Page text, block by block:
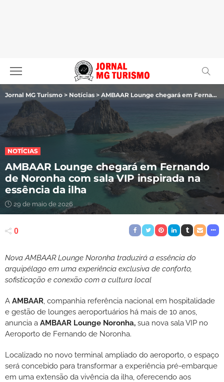
Jornal MG Turismo > Notícias > AMBAAR Lounge chegará em Fernando de Noronha com sala VIP inspirada na essência da ilha
NOTÍCIAS
AMBAAR Lounge chegará em Fernando
de Noronha com sala VIP inspirada na
essência da ilha
29 de maio de 2026
0
Nova AMBAAR Lounge Noronha traduzirá a essência do
arquipélago em uma experiência exclusiva de conforto,
sofisticação e conexão com a cultura local
A AMBAAR, companhia referência nacional em hospitalidade
e gestão de lounges aeroportuários há mais de 10 anos,
anuncia a AMBAAR Lounge Noronha, sua nova sala VIP no
Aeroporto de Fernando de Noronha.
Localizado no novo terminal ampliado do aeroporto, o espaço
será concebido para transformar a experiência pré-embarque
em uma extensão da vivência da ilha, oferecendo aos